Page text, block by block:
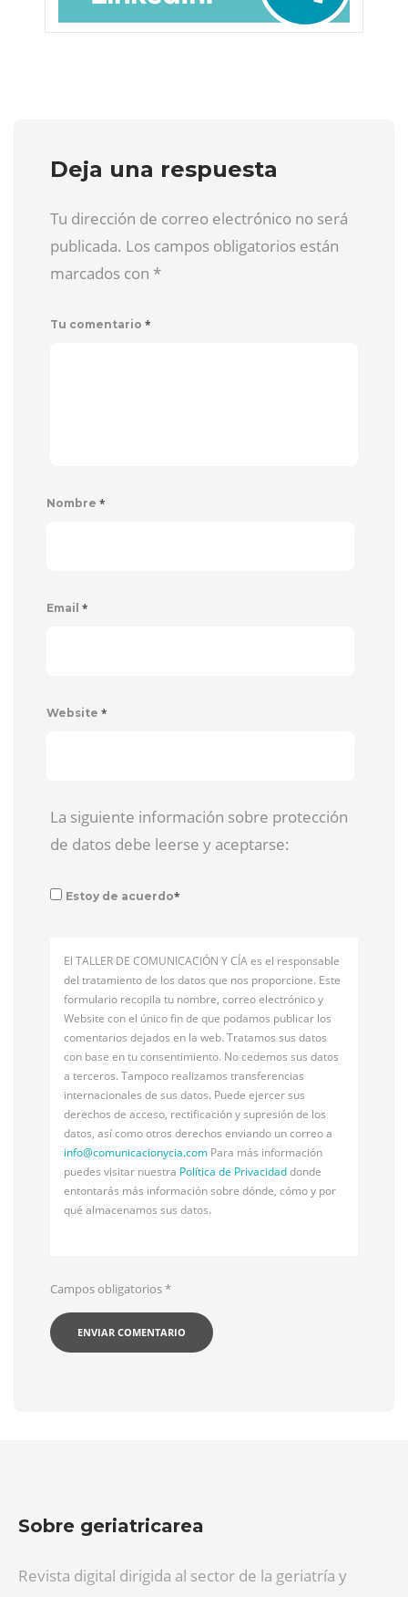
Deja una respuesta
Tu dirección de correo electrónico no será
publicada. Los campos obligatorios están
marcados con *
Tu comentario *
Nombre *
Email *
Website *
La siguiente información sobre protección
de datos debe leerse y aceptarse:
Estoy de acuerdo*
El TALLER DE COMUNICACIÓN Y CÍA es el responsable
del tratamiento de los datos que nos proporcione. Este
formulario recopila tu nombre, correo electrónico y
Website con el único fin de que podamos publicar los
comentarios dejados en la web. Tratamos sus datos
con base en tu consentimiento. No cedemos sus datos
a terceros. Tampoco realizamos transferencias
internacionales de sus datos. Puede ejercer sus
derechos de acceso, rectificación y supresión de los
datos, así como otros derechos enviando un correo a
info@comunicacionycia.com Para más información
puedes visitar nuestra Política de Privacidaddonde
entontarás más información sobre dónde, cómo y por
qué almacenamos sus datos.
Campos obligatorios*
Sobre geriatricarea
Revista digital dirigida al sector de la geriatría y